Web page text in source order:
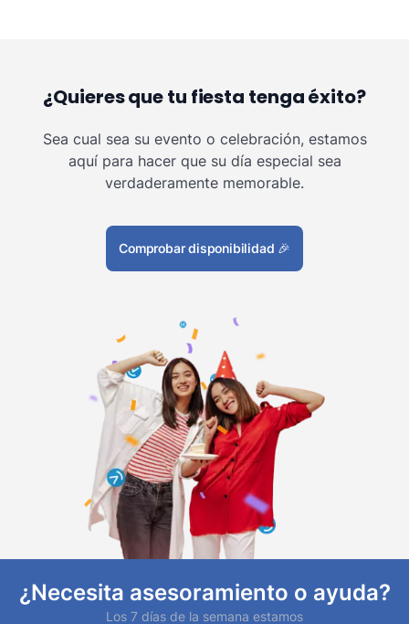
¿Quieres que tu fiesta tenga éxito?
Sea cual sea su evento o celebración, estamos
aquí para hacer que su día especial sea
verdaderamente memorable.
Comprobar disponibilidad 🎉
¿Necesita asesoramiento o ayuda?
Los 7 días de la semana estamos